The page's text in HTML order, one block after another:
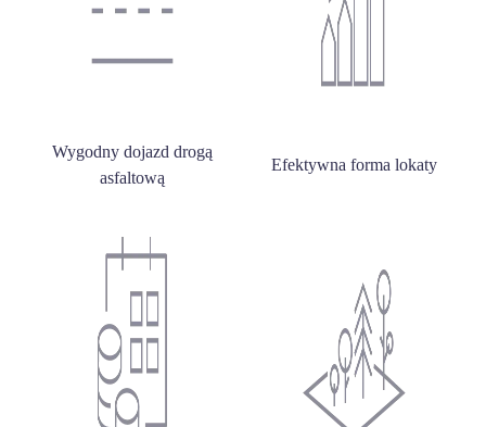
Wygodny dojazd drogą
asfaltową
Efektywna forma lokaty